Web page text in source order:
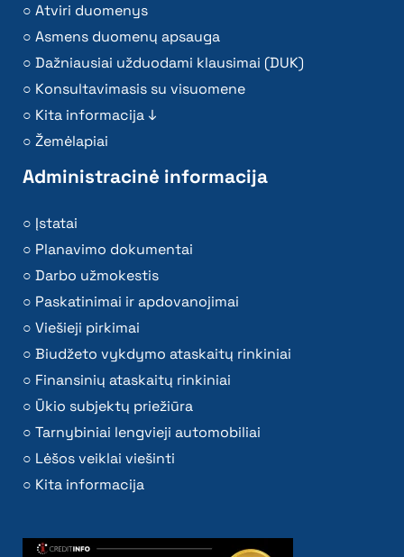
Atviri duomenys
Asmens duomenų apsauga
Dažniausiai užduodami klausimai (DUK)
Konsultavimasis su visuomene
Kita informacija ↓
Žemėlapiai
Administracinė informacija
Įstatai
Planavimo dokumentai
Darbo užmokestis
Paskatinimai ir apdovanojimai
Viešieji pirkimai
Biudžeto vykdymo ataskaitų rinkiniai
Finansinių ataskaitų rinkiniai
Ūkio subjektų priežiūra
Tarnybiniai lengvieji automobiliai
Lėšos veiklai viešinti
Kita informacija